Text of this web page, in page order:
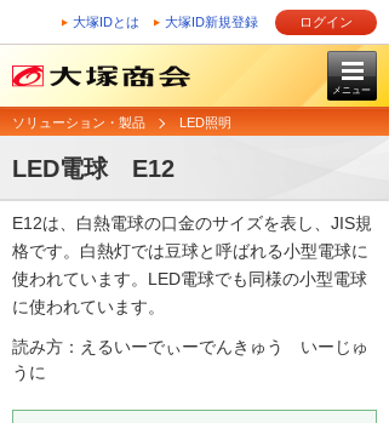
大塚IDとは 大塚ID新規登録 ログイン
メニュー
ソリューション・製品 LED照明
LED電球 E12
E12は、白熱電球の口金のサイズを表し、JIS規
格です。白熱灯では豆球と呼ばれる小型電球に
使われています。LED電球でも同様の小型電球
に使われています。
読み方：えるいーでぃーでんきゅう いーじゅ
うに